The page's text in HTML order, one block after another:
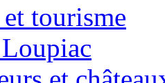
tourisme